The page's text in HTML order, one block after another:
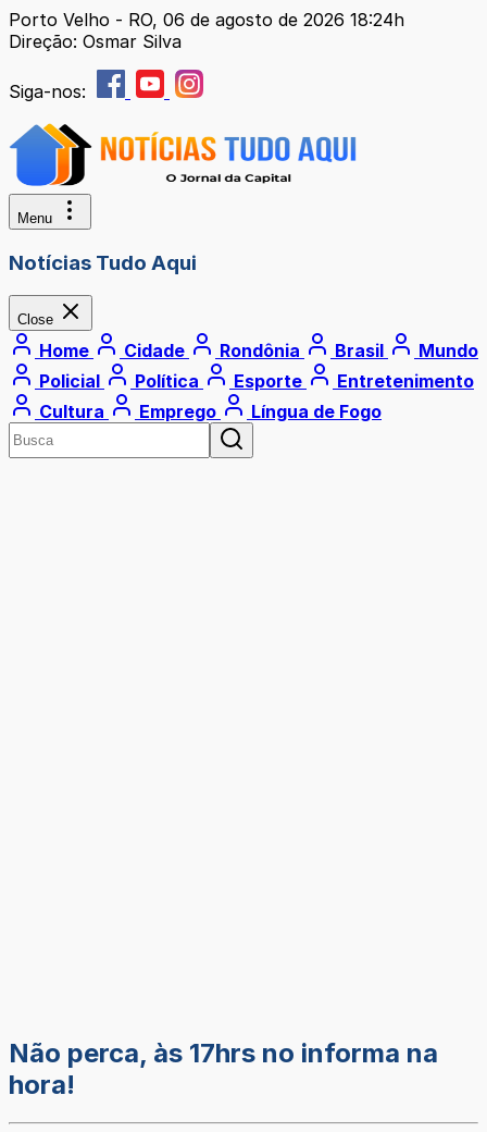
Porto Velho - RO, 06 de agosto de 2026 18:24h
Direção: Osmar Silva
Siga-nos:
Menu
Notícias Tudo Aqui
Close
Home Cidade Rondônia Brasil
Mundo
Policial
Política Esporte
Entretenimento
Cultura
Emprego Língua de Fogo
Não perca, às 17hrs no informa na
hora!